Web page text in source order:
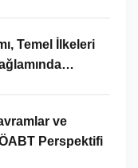
Temel İlkeleri
ve
Perspektifi